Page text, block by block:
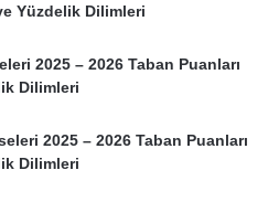
Yüzdelik Dilimleri
2025 – 2026 Taban Puanları
Dilimleri
2025 – 2026 Taban Puanları
Dilimleri